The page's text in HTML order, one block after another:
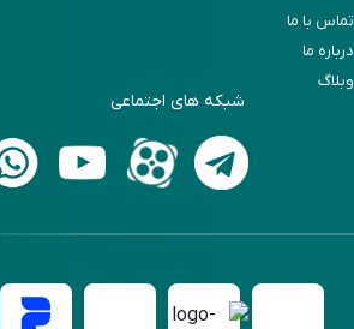
تماس با ما
درباره ما
وبلاگ
شبکه های اجتماعی